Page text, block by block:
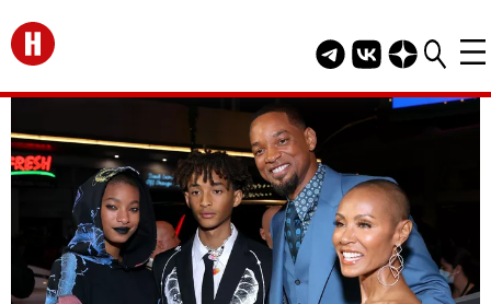
Перейти на главную
Telegram канал
Группа HELLO
Канал